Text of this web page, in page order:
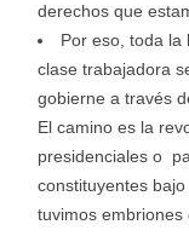
derechos que
Por eso, toda la
clase trabajadora
gobierne a través
El camino es la
presidenciales o
constituyentes
tuvimos